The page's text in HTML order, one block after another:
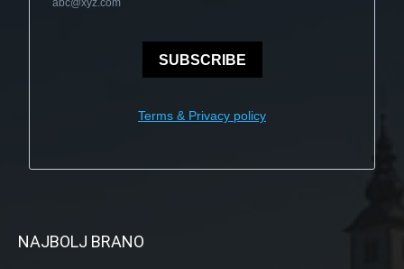
abc@xyz.com
SUBSCRIBE
Terms & Privacy policy
NAJBOLJ BRANO